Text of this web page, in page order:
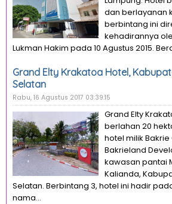
dan berlayanan
berbintang ini
kehadirannya
Lukman Hakim pada 10 Agustus 2015.
Grand Elty Krakatoa Hotel,
Selatan
Rabu, 16 Agustus 2017 03:39:15
Grand Elty
berlahan 20
hotel milik Bakrie
Bakrieland
kawasan pantai
Kalianda,
Selatan. Berbintang 3, hotel ini hadir
nama...